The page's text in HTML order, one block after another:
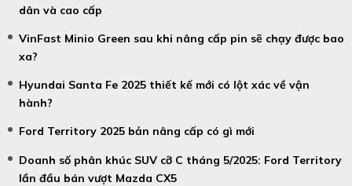
dân và cao cấp
VinFast Minio Green sau khi nâng cấp pin sẽ chạy được bao
xa?
Hyundai Santa Fe 2025 thiết kế mới có lột xác về vận
hành?
Ford Territory 2025 bản nâng cấp có gì mới
Doanh số phân khúc SUV cỡ C tháng 5/2025: Ford Territory
lần đầu bán vượt Mazda CX5